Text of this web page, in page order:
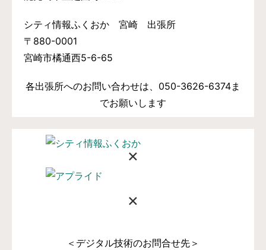
シティ情報ふくおか 宮崎 出張所
〒880-0001
宮崎市橘通西5-6-65
各出張所へのお問い合わせは、050-3626-6374ま
でお願いします
×
×
＜デジタル技術のお問合せ先＞